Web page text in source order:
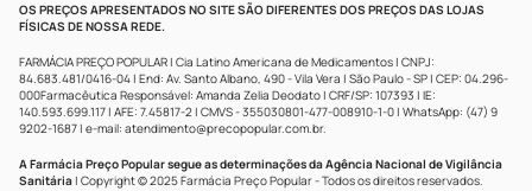
OS PREÇOS APRESENTADOS NO SITE SÃO DIFERENTES DOS PREÇOS DAS LOJAS
FÍSICAS DE NOSSA REDE.
FARMÁCIA PREÇO POPULAR | Cia Latino Americana de Medicamentos | CNPJ:
84.683.481/0416-04 | End: Av. Santo Albano, 490 - Vila Vera | São Paulo - SP | CEP: 04.296-
000Farmacêutica Responsável: Amanda Zelia Deodato | CRF/SP: 107393 | IE:
140.593.699.117 | AFE: 7.45817-2 | CMVS - 355030801-477-008910-1-0 | WhatsApp: (47) 9
9202-1687 | e-mail: atendimento@precopopular.com.br.
A Farmácia Preço Popular segue as determinações da Agência Nacional de Vigilância
Sanitária | Copyright © 2025 Farmácia Preço Popular - Todos os direitos reservados.